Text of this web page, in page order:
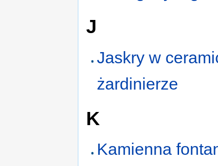
J
Jaskry w
żardinierze
K
Kamienna